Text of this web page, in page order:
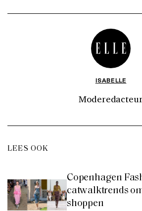
ISABELLE
Moderedacteur
LEES OOK
Copenhagen
catwalktrends
shoppen